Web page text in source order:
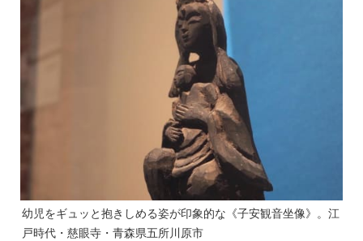
幼児をギュッと抱きしめる姿が印象的な《子安観音坐像》。江
戸時代・慈眼寺・青森県五所川原市